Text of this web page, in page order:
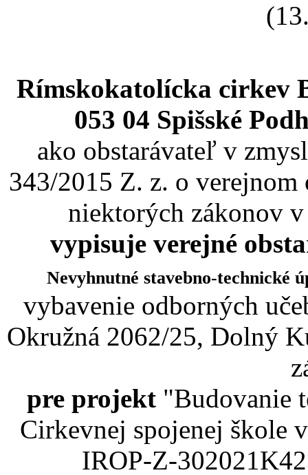
Rímskokatolícka cirkev
053 04 Spišské
ako obstarávateľ v
343/2015 Z. z. o verejnom
niektorých zákonov
vypisuje verejné
Nevyhnutné stavebno-technické
vybavenie odborných
Okružná 2062/25, Dolný
pre projekt "Budovanie
Cirkevnej spojenej
IROP-Z-